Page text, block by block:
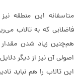
متاسفانه این منطقه
فاضلابی که به تالاب
هم‌چنین زیاد شدن مقدار
اصولی آن نیز از دیگر
این تالاب را هم نباید